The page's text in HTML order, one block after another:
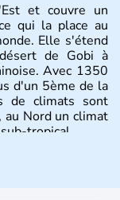
et couvre un
qui la place au
Elle s'étend
de Gobi à
Avec 1350
d'un 5ème de la
de climats sont
Nord un climat
tropical.